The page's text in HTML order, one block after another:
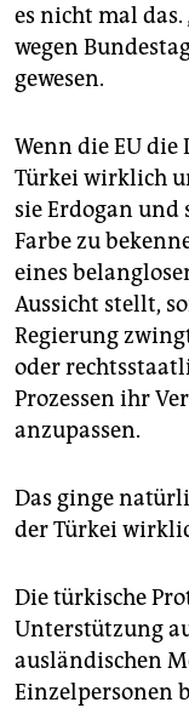
es nicht mal
wegen
gewesen.
Wenn die EU
Türkei wirklich
sie Erdogan und
Farbe zu
eines
Aussicht stellt,
Regierung
oder
Prozessen ihr
anzupassen.
Das ginge
der Türkei
Die türkische
Unterstützung
ausländischen
Einzelpersonen